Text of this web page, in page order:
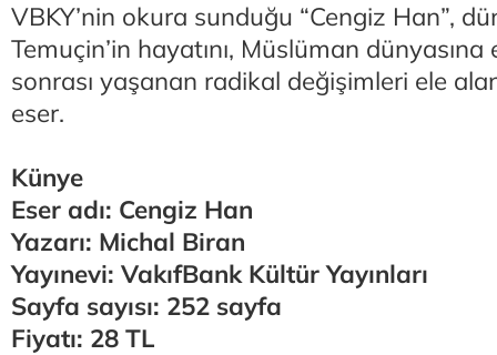
VBKY’nin okura sunduğu “Cengiz Han”,
Temuçin’in hayatını, Müslüman
sonrası yaşanan radikal değişimleri ele
eser.
Künye
Eser adı: Cengiz Han
Yazarı: Michal Biran
Yayınevi: VakıfBank Kültür Yayınları
Sayfa sayısı: 252 sayfa
Fiyatı: 28 TL